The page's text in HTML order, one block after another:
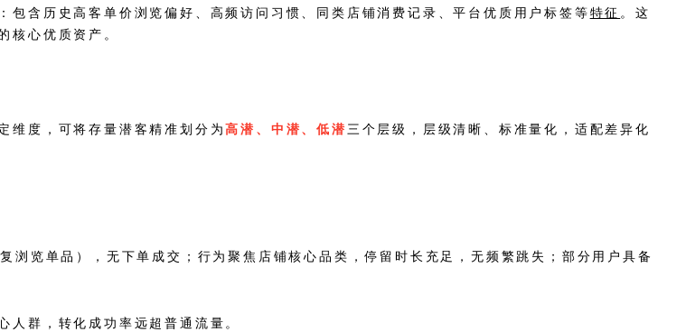
含历史高客单价浏览偏好、高频访问习惯、同类店铺消费记录、平台优质用户标签等 特征 。这
核心优质资产。
维度，可将存量潜客精准划分为高潜、中潜、低潜 三个层级，层级清晰、标准量化，适配差异化
览单品），无下单成交；行为聚焦店铺核心品类，停留时长充足，无频繁跳失；部分用户具备
人群，转化成功率远超普通流量。